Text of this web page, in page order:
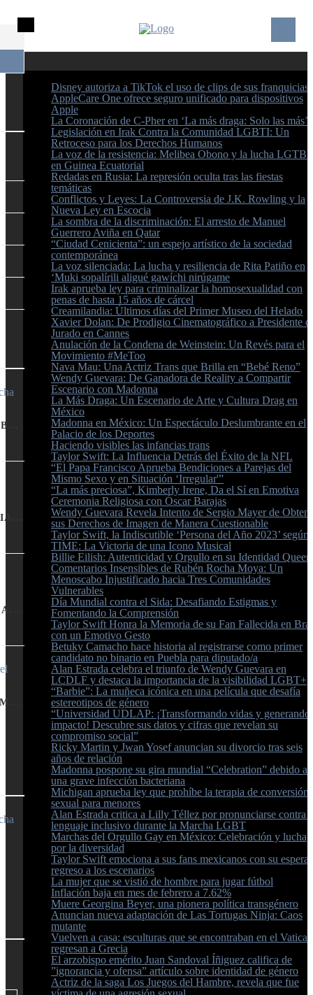
Disney autoriza a TikTok el uso de clips de sus franquicias
AppleCare One ofrece seguro unificado para dispositivos
Apple
La Coronación de C-Pher en ‘La más draga: Solo las más’
Legislación en Irak Contra la Comunidad LGBTI: Un
Retroceso para los Derechos Humanos
La voz de la resistencia: Melibea Obono y la lucha LGTBI
en Guinea Ecuatorial
Redadas en Rusia: La represión oculta tras las fiestas
temáticas
Conflictos y Leyes: La Controversia de J.K. Rowling y la
Nueva Ley en Escocia
La sombra de la discriminación: El arresto de Manuel
Guerrero Aviña en Qatar
“Ciudad Cenicienta”: un espejo artístico de la sociedad
contemporánea
La voz silenciada: La lucha y resiliencia de Rita Patiño en
‘Muki sopalírili aligué gawíchi nirúgame
Irak aprueba ley para criminalizar la homosexualidad con
penas de hasta 15 años de cárcel
Creamilandia: Últimos días del Primer Museo del Helado
Xavier Dolan: De Prodigio Cinematográfico a Presidente
Jurado en Cannes
Anulación de la Condena de Weinstein: Un Revés para el
Movimiento #MeToo
Nava Mau: Una Actriz Trans que Brilla en “Bebé Reno”
Wendy Guevara: De Ganadora de Reality a Compartir
Escenario con Madonna
La Más Draga: Un Escenario de Arte y Cultura Drag en
México
Madonna en México: Un Espectáculo Deslumbrante en el
Palacio de los Deportes
Haciendo visibles las infancias trans
Taylor Swift: La Influencia Detrás del Éxito de la NFL
“El Papa Francisco Aprueba Bendiciones a Parejas del
Mismo Sexo y en Situación ‘Irregular'”
“La más preciosa”, Kimberly Irene, Da el Sí en Emotiva
Ceremonia Religiosa con Óscar Barajas
Wendy Guevara Revela Intento de Sergio Mayer de
sus Derechos de Imagen de Manera Cuestionable
Taylor Swift, la Indiscutible ‘Persona del Año 2023’ según
TIME: La Victoria de una Icono Musical
Billie Eilish: Autenticidad y Orgullo en su Identidad Queer
Comentarios Insensibles de Rubén Rocha Moya: Un
Menoscabo Injustificado hacia Tres Comunidades
Vulnerables
Día Mundial contra el Sida: Desafiando Estigmas y
Fomentando la Comprensión
Taylor Swift Honra la Memoria de su Fan Fallecida en
con un Emotivo Gesto
Betuky Camacho hace historia al registrarse como primer
candidato no binario en Puebla para diputado/a
Alan Estrada celebra el triunfo de Wendy Guevara en
LCDLF y destaca la importancia de la visibilidad LGBT+
“Barbie”: La muñeca icónica en una película que desafía
estereotipos de género
“Universidad UDLAP: ¡Transformando vidas y generando
impacto! Descubre sus datos y cifras que revelan su
compromiso social”
Ricky Martin y Jwan Yosef anuncian su divorcio tras seis
años de relación
Madonna pospone su gira mundial “Celebration” debido a
una grave infección bacteriana
Michigan aprueba ley que prohíbe la terapia de conversión
sexual para menores
Alan Estrada critica a Lilly Téllez por pronunciarse contra
lenguaje inclusivo durante la Marcha LGBT
Marchas del Orgullo Gay en México: Celebración y lucha
por la diversidad
Taylor Swift emociona a sus fans mexicanos con su
regreso a los escenarios
La mujer que se vistió de hombre para jugar fútbol
Inflación baja en mes de febrero a 7.62%
Muere Georgina Beyer, una pionera política transgénero
Anuncian nueva adaptación de Las Tortugas Ninja: Caos
mutante
Vuelven a casa: esculturas que se encontraban en el
regresan a Grecia
El arzobispo emérito Juan Sandoval Íñiguez califica de
”ignorancia y ofensa” artículo sobre identidad de género
Actriz de la saga Los Juegos del Hambre, revela que fue